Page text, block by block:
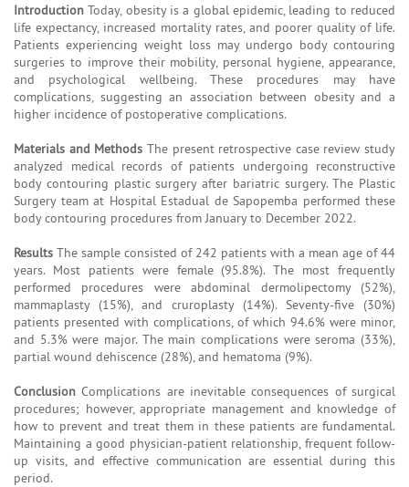
Introduction Today, obesity is a global epidemic, leading to reduced
life expectancy, increased mortality rates, and poorer quality of life.
Patients experiencing weight loss may undergo body contouring
surgeries to improve their mobility, personal hygiene, appearance,
and psychological wellbeing. These procedures may have
complications, suggesting an association between obesity and a
higher incidence of postoperative complications.
Materials and Methods The present retrospective case review study
analyzed medical records of patients undergoing reconstructive
body contouring plastic surgery after bariatric surgery. The Plastic
Surgery team at Hospital Estadual de Sapopemba performed these
body contouring procedures from January to December 2022.
Results The sample consisted of 242 patients with a mean age of 44
years. Most patients were female (95.8%). The most frequently
performed procedures were abdominal dermolipectomy (52%),
mammaplasty (15%), and cruroplasty (14%). Seventy-five (30%)
patients presented with complications, of which 94.6% were minor,
and 5.3% were major. The main complications were seroma (33%),
partial wound dehiscence (28%), and hematoma (9%).
Conclusion Complications are inevitable consequences of surgical
procedures; however, appropriate management and knowledge of
how to prevent and treat them in these patients are fundamental.
Maintaining a good physician-patient relationship, frequent follow-
up visits, and effective communication are essential during this
period.